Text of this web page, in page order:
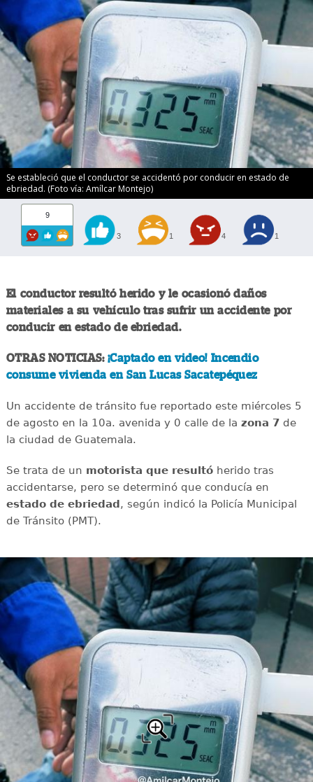
Se estableció que el conductor se accidentó por conducir en estado de
ebriedad. (Foto vía: Amílcar Montejo)
9
3 1 4 1
El conductor resultó herido y le ocasionó daños
materiales a su vehículo tras sufrir un accidente por
conducir en estado de ebriedad.
OTRAS NOTICIAS: ¡Captado en video! Incendio
consume vivienda en San Lucas Sacatepéquez
Un accidente de tránsito fue reportado este miércoles 5
de agosto en la 10a. avenida y 0 calle de la zona 7de
la ciudad de Guatemala.
Se trata de un motorista que resultóherido tras
accidentarse, pero se determinó que conducía en
estado de ebriedad , según indicó la Policía Municipal
de Tránsito (PMT).